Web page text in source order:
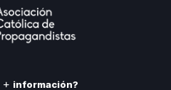
información?